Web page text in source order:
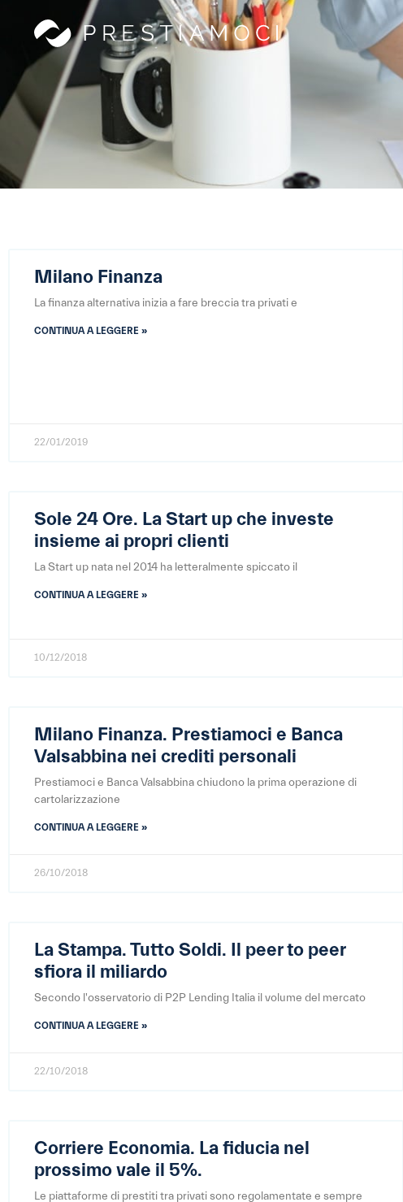
Milano Finanza
La finanza alternativa inizia a fare breccia tra privati e
CONTINUA A LEGGERE »
22/01/2019
Sole 24 Ore. La Start up che investe
insieme ai propri clienti
La Start up nata nel 2014 ha letteralmente spiccato il
CONTINUA A LEGGERE »
10/12/2018
Milano Finanza. Prestiamoci e Banca
Valsabbina nei crediti personali
Prestiamoci e Banca Valsabbina chiudono la prima operazione di
cartolarizzazione
CONTINUA A LEGGERE »
26/10/2018
La Stampa. Tutto Soldi. Il peer to peer
sfiora il miliardo
Secondo l'osservatorio di P2P Lending Italia il volume del mercato
CONTINUA A LEGGERE »
22/10/2018
Corriere Economia. La fiducia nel
prossimo vale il 5%.
Le piattaforme di prestiti tra privati sono regolamentate e sempre